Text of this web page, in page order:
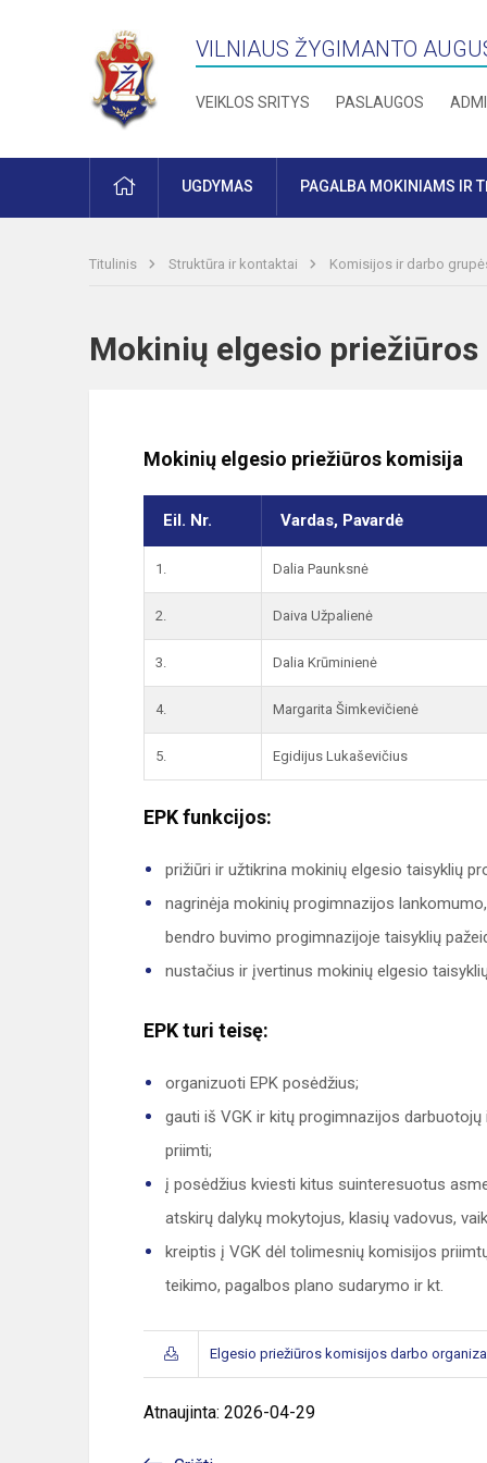
VILNIAUS ŽYGIMANTO
VEIKLOS SRITYS PASLAUGOS
PRADŽIAUGDYMAS PAGALBA MOKINIAMS IR
Titulinis Struktūra ir kontaktai Komisijos ir darbo
Mokinių elgesio
Mokinių elgesio priežiūros komisija
Eil. Nr. Vardas, Pavardė
1. Dalia Paunksnė
2. Daiva Užpalienė
3. Dalia Krūminienė
4. Margarita Šimkevičienė
5. Egidijus Lukaševičius
EPK funkcijos:
prižiūri ir užtikrina mokinių elgesio taisyklių
nagrinėja mokinių progimnazijos
bendro buvimo progimnazijoje taisyklių
nustačius ir įvertinus mokinių elgesio
EPK turi teisę:
organizuoti EPK posėdžius;
gauti iš VGK ir kitų progimnazijos
priimti;
į posėdžius kviesti kitus suinteresuotus
atskirų dalykų mokytojus, klasių vadovus,
kreiptis į VGK dėl tolimesnių komisijos
teikimo, pagalbos plano sudarymo ir kt.
Elgesio priežiūros komisijos darbo
Atnaujinta: 2026-04-29